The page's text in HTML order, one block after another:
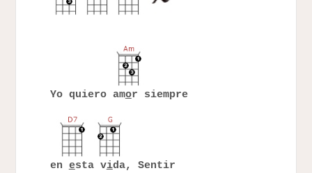
Yo quiero amor siempre
en esta vida, Sentir